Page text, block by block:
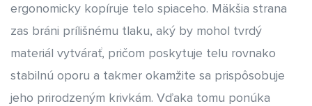
ergonomicky kopíruje telo spiaceho. Mäkšia strana
zas bráni prílišnému tlaku, aký by mohol tvrdý
materiál vytvárať, pričom poskytuje telu rovnako
stabilnú oporu a takmer okamžite sa prispôsobuje
jeho prirodzeným krivkám. Vďaka tomu ponúka